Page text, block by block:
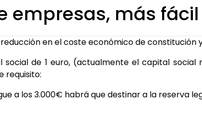
empresas, más
en el coste económico de constitución
social de 1 euro, (actualmente el capital
requisito:
a los 3.000€ habrá que destinar a la reserva